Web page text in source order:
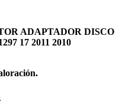
ADAPTADOR DISCO
17 2011 2010